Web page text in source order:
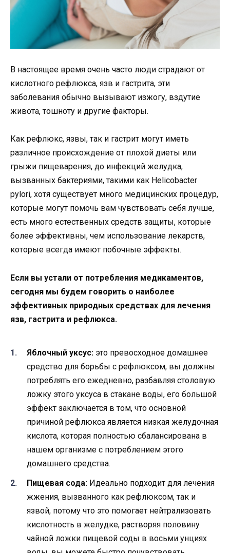
В настоящее время очень часто люди страдают от
кислотного рефлюкса, язв и гастрита, эти
заболевания обычно вызывают изжогу, вздутие
живота, тошноту и другие факторы.
Как рефлюкс, язвы, так и гастрит могут иметь
различное происхождение от плохой диеты или
грыжи пищеварения, до инфекций желудка,
вызванных бактериями, такими как Helicobacter
pylori, хотя существует много медицинских процедур,
которые могут помочь вам чувствовать себя лучше,
есть много естественных средств защиты, которые
более эффективны, чем использование лекарств,
которые всегда имеют побочные эффекты.
Если вы устали от потребления медикаментов,
сегодня мы будем говорить о наиболее
эффективных природных средствах для лечения
язв, гастрита и рефлюкса.
Яблочный уксус: это превосходное домашнее
средство для борьбы с рефлюксом, вы должны
потреблять его ежедневно, разбавляя столовую
ложку этого уксуса в стакане воды, его большой
эффект заключается в том, что основной
причиной рефлюкса является низкая желудочная
кислота, которая полностью сбалансирована в
нашем организме с потреблением этого
домашнего средства.
Пищевая сода: Идеально подходит для лечения
жжения, вызванного как рефлюксом, так и
язвой, потому что это помогает нейтрализовать
кислотность в желудке, растворяя половину
чайной ложки пищевой соды в восьми унциях